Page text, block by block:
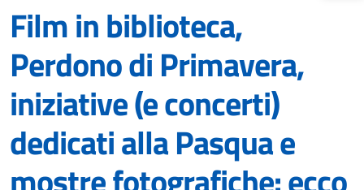
Film in biblioteca,
Perdono di Primavera,
iniziative (e concerti)
dedicati alla Pasqua e